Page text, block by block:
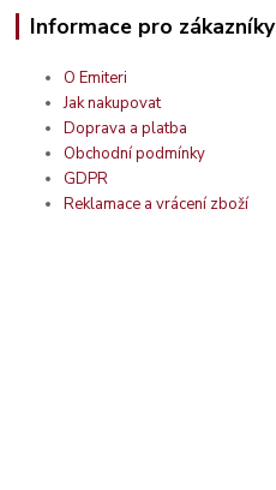
Informace pro zákazníky
O Emiteri
Jak nakupovat
Doprava a platba
Obchodní podmínky
GDPR
Reklamace a vrácení zboží